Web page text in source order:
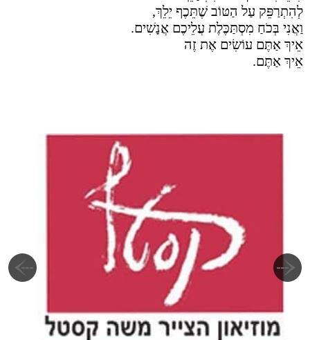
לְהִתְרַפֵּק עַל הַטּוֹב שֶׁתֵּכֶף יֵלֵךְ,
וַאֲנִי בְּכֹחַ מִסְתַּכֶּלֶת עֲלֵיכֶם אֲנָשִׁים.
אֵיךְ אַתֶּם עוֹשִׂים אֶת זֶה
אֵיךְ אַתֶּם.